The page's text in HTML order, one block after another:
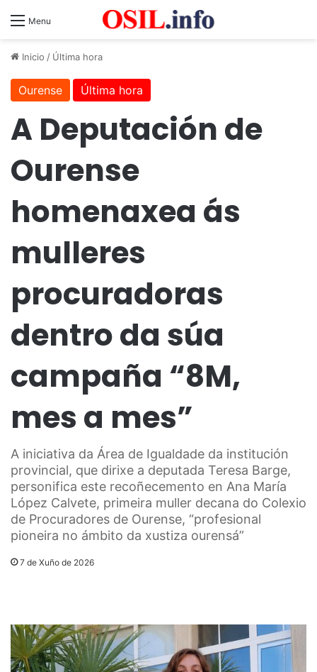
Menu
Inicio / Última hora
Ourense Última hora
A Deputación de
Ourense
homenaxea ás
mulleres
procuradoras
dentro da súa
campaña “8M,
mes a mes”
A iniciativa da Área de Igualdade da institución
provincial, que dirixe a deputada Teresa Barge,
personifica este recoñecemento en Ana María
López Calvete, primeira muller decana do Colexio
de Procuradores de Ourense, “profesional
pioneira no ámbito da xustiza ourensá”
7 de Xuño de 2026